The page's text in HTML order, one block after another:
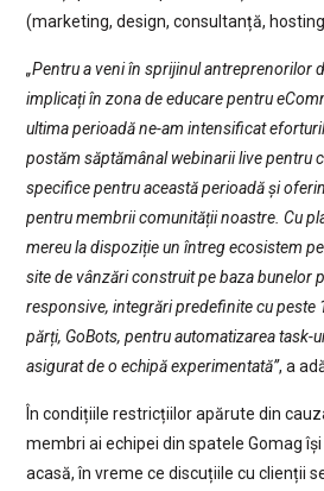
(marketing, design, consultanță, hosting
„Pentru a veni în sprijinul antreprenorilor
implicați în zona de educare pentru
ultima perioadă ne-am intensificat
postăm săptămânal webinarii live pentru
specifice pentru această perioadă și
pentru membrii comunității noastre. Cu
mereu la dispoziție un întreg ecosistem
site de vânzări construit pe baza bunelor
responsive, integrări predefinite cu peste
părți, GoBots, pentru automatizarea task-
asigurat de o echipă experimentată”, a
În condițiile restricțiilor apărute din
membri ai echipei din spatele Gomag
acasă, în vreme ce discuțiile cu clienții